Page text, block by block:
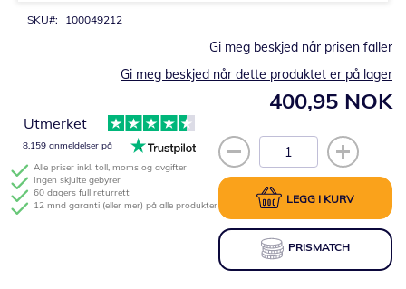
SKU 100049212
400,95 NOK
Gi meg beskjed når prisen faller
Gi meg beskjed når dette produktet er på lager
LEGG I KURV
PRISMATCH
Alle priser inkl. toll, moms og avgifter
Ingen skjulte gebyrer
60 dagers full returrett
12 mnd garanti (eller mer) på alle produkter
Utmerket
8,159 anmeldelser på